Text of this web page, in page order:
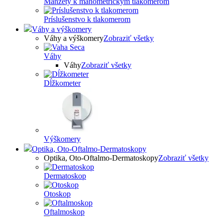
Príslušenstvo k tlakomerom
Váhy a výškomery
Váhy a výškomeryZobraziť všetky
Váhy
VáhyZobraziť všetky
Dĺžkometer
Výškomery
Optika, Oto-Oftalmo-Dermatoskopy
Optika, Oto-Oftalmo-DermatoskopyZobraziť všetky
Dermatoskop
Otoskop
Oftalmoskop